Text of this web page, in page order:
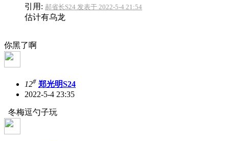
引用: 郝省长S24 发表于 2022-5-4 21:54
估计有乌龙
你黑了啊
12# 郑光明S24
2022-5-4 23:35
冬梅逗勺子玩